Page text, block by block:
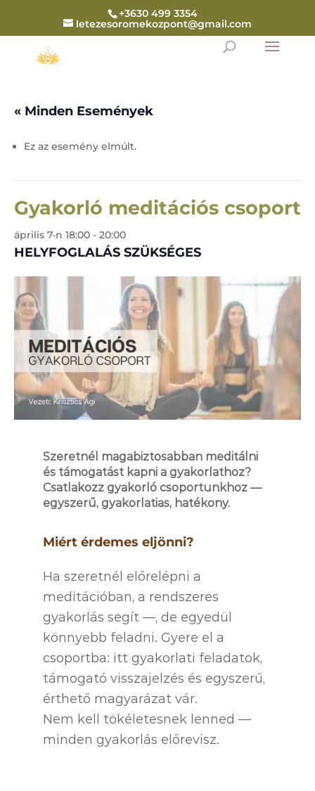
+3630 499 3354
letezesoromekozpont@gmail.com
« Minden Események
Ez az esemény elmúlt.
Gyakorló meditációs csoport
április 7-n 18:00 - 20:00
HELYFOGLALÁS SZÜKSÉGES
Szeretnél magabiztosabban meditálni
és támogatást kapni a gyakorlathoz?
Csatlakozz gyakorló csoportunkhoz —
egyszerű, gyakorlatias, hatékony.
Miért érdemes eljönni?
Ha szeretnél előrelépni a
meditációban, a rendszeres
gyakorlás segít —, de egyedül
könnyebb feladni. Gyere el a
csoportba: itt gyakorlati feladatok,
támogató visszajelzés és egyszerű,
érthető magyarázat vár.
Nem kell tökéletesnek lenned —
minden gyakorlás előrevisz.